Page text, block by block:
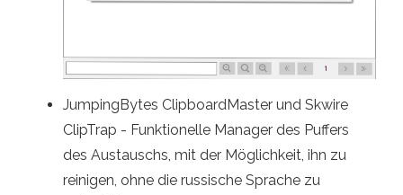
JumpingBytes ClipboardMaster und Skwire
ClipTrap - Funktionelle Manager des Puffers
des Austauschs, mit der Möglichkeit, ihn zu
reinigen, ohne die russische Sprache zu